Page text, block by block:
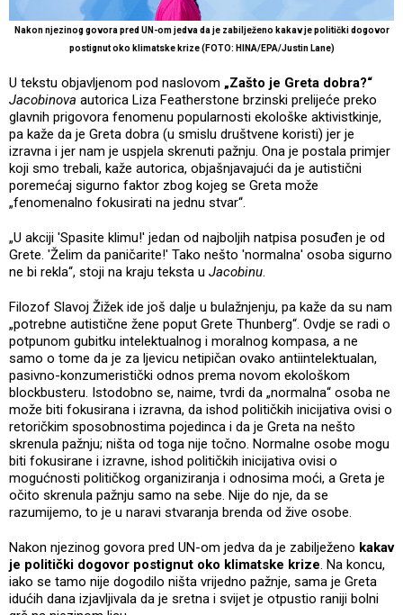
Nakon njezinog govora pred UN-om jedva da je zabilježeno kakav je politički dogovor
postignut oko klimatske krize (FOTO: HINA/EPA/Justin Lane)
U tekstu objavljenom pod naslovom „Zašto je Greta dobra?“
Jacobinova autorica Liza Featherstone brzinski prelijeće preko
glavnih prigovora fenomenu popularnosti ekološke aktivistkinje,
pa kaže da je Greta dobra (u smislu društvene koristi) jer je
izravna i jer nam je uspjela skrenuti pažnju. Ona je postala primjer
koji smo trebali, kaže autorica, objašnjavajući da je autistični
poremećaj sigurno faktor zbog kojeg se Greta može
„fenomenalno fokusirati na jednu stvar“.
„U akciji 'Spasite klimu!' jedan od najboljih natpisa posuđen je od
Grete. 'Želim da paničarite!' Tako nešto 'normalna' osoba sigurno
ne bi rekla“, stoji na kraju teksta u Jacobinu.
Filozof Slavoj Žižek ide još dalje u bulažnjenju, pa kaže da su nam
„potrebne autistične žene poput Grete Thunberg“. Ovdje se radi o
potpunom gubitku intelektualnog i moralnog kompasa, a ne
samo o tome da je za ljevicu netipičan ovako antiintelektualan,
pasivno-konzumeristički odnos prema novom ekološkom
blockbusteru. Istodobno se, naime, tvrdi da „normalna“ osoba ne
može biti fokusirana i izravna, da ishod političkih inicijativa ovisi o
retoričkim sposobnostima pojedinca i da je Greta na nešto
skrenula pažnju; ništa od toga nije točno. Normalne osobe mogu
biti fokusirane i izravne, ishod političkih inicijativa ovisi o
mogućnosti političkog organiziranja i odnosima moći, a Greta je
očito skrenula pažnju samo na sebe. Nije do nje, da se
razumijemo, to je u naravi stvaranja brenda od žive osobe.
Nakon njezinog govora pred UN-om jedva da je zabilježeno kakav
je politički dogovor postignut oko klimatske krize. Na koncu,
iako se tamo nije dogodilo ništa vrijedno pažnje, sama je Greta
idućih dana izjavljivala da je sretna i svijet je otpustio raniji bolni